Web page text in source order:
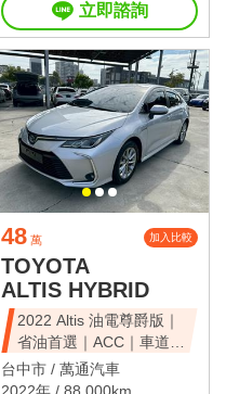
立即諮詢
48 萬 加入比較
TOYOTA
ALTIS HYBRID
2022 Altis 油電尊爵版｜
省油首選｜ACC｜車道維
持
台中市 / 萬通汽車